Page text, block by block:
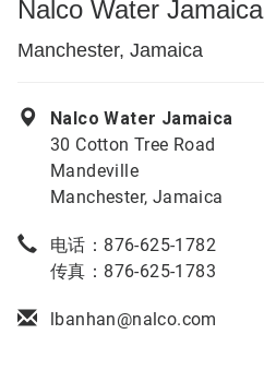
Nalco Water Jamaica
Manchester, Jamaica
Nalco Water Jamaica
30 Cotton Tree Road
Mandeville
Manchester, Jamaica
电话：876-625-1782
传真：876-625-1783
lbanhan@nalco.com